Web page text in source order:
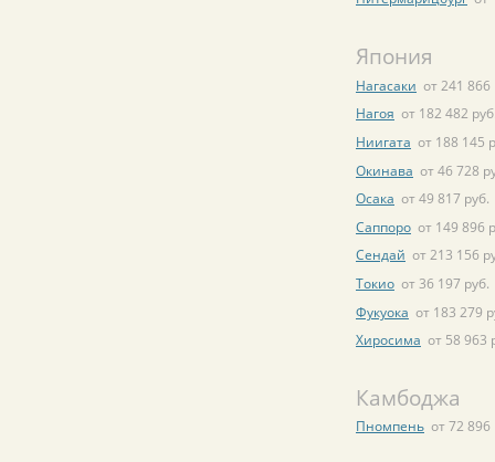
Япония
Нагасаки от 241 866
Нагоя от 182 482
Ниигата от 188 145
Окинава от 46 728
Осака от 49 817 руб.
Саппоро от 149 896
Сендай от 213 156
Токио от 36 197 руб.
Фукуока от 183 279
Хиросима от 58 963
Камбоджа
Пномпень от 72 896